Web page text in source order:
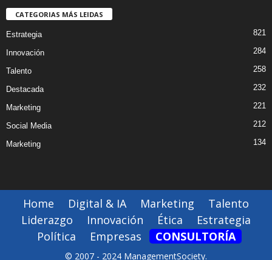
CATEGORIAS MÁS LEIDAS
Estrategia 821
Innovación 284
Talento 258
Destacada 232
Marketing 221
Social Media 212
Marketing 134
Home Digital & IA Marketing
Talento
Liderazgo
Innovación Ética
Estrategia
Política
Empresas CONSULTORÍA
© 2007 - 2024 ManagementSociety.